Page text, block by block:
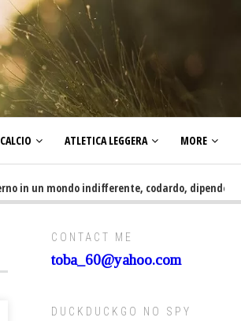
CALCIO ATLETICA LEGGERA MORE
mondo indifferente, codardo, dipendente,
CONTACT ME
toba_60@yahoo.com
DUCKDUCKGO NO SPY